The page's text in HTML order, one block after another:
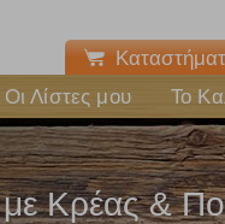
Οι Λίστες μου Το
Κρέας &